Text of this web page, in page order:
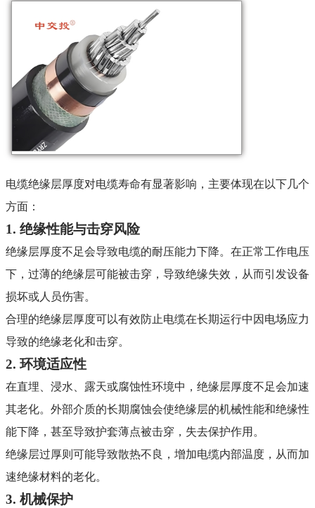
电缆绝缘层厚度对电缆寿命有显著影响，主要体现在以下几个
方面：
1. 绝缘性能与击穿风险
绝缘层厚度不足会导致电缆的耐压能力下降。在正常工作电压
下，过薄的绝缘层可能被击穿，导致绝缘失效，从而引发设备
损坏或人员伤害。
合理的绝缘层厚度可以有效防止电缆在长期运行中因电场应力
导致的绝缘老化和击穿。
2. 环境适应性
在直埋、浸水、露天或腐蚀性环境中，绝缘层厚度不足会加速
其老化。外部介质的长期腐蚀会使绝缘层的机械性能和绝缘性
能下降，甚至导致护套薄点被击穿，失去保护作用 。
绝缘层过厚则可能导致散热不良，增加电缆内部温度，从而加
速绝缘材料的老化。
3. 机械保护